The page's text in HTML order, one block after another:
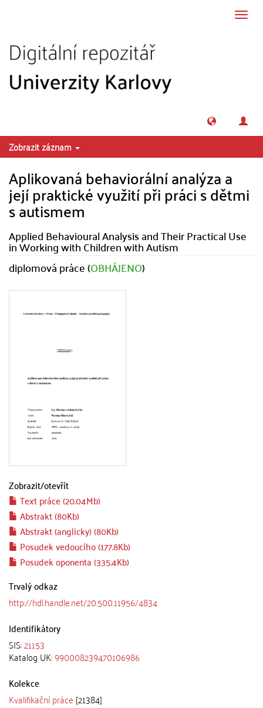
Zobrazit záznam
Aplikovaná behaviorální analýza a
její praktické využití při práci s dětmi
s autismem
Applied Behavioural Analysis and Their Practical Use
in Working with Children with Autism
diplomová práce (OBHÁJENO)
Zobrazit/otevřít
Text práce (20.04Mb)
Abstrakt (80Kb)
Abstrakt (anglicky) (80Kb)
Posudek vedoucího (177.8Kb)
Posudek oponenta (335.4Kb)
Trvalý odkaz
http://hdl.handle.net/20.500.11956/4834
Identifikátory
SIS:21153
Katalog UK:990008239470106986
Kolekce
Kvalifikační práce [21384]